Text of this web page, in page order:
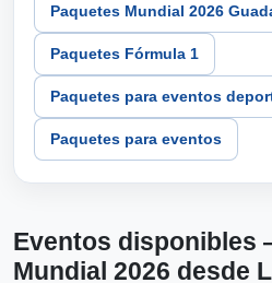
Paquetes Mundial 2026
Paquetes Fórmula 1
Paquetes para eventos
Paquetes para eventos
Eventos disponibles
Mundial 2026 desde